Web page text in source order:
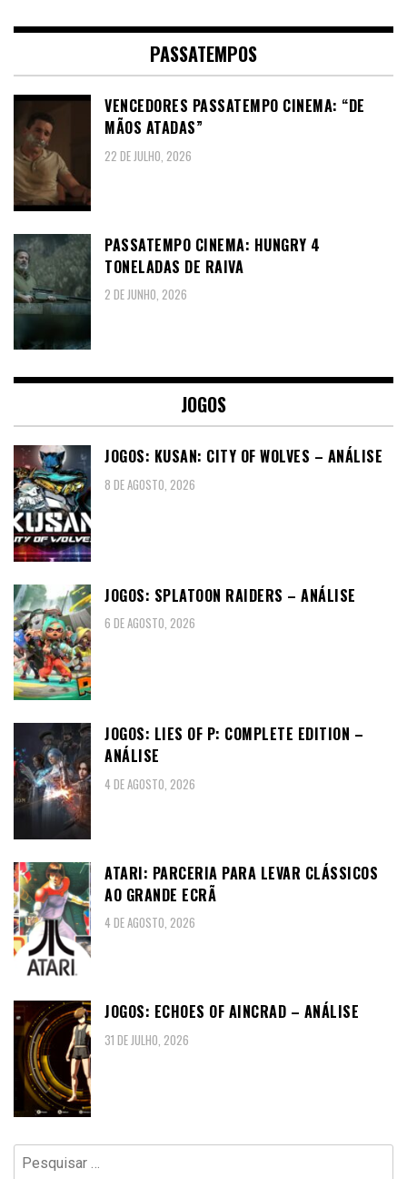
PASSATEMPOS
VENCEDORES PASSATEMPO CINEMA: “DE
MÃOS ATADAS”
22 DE JULHO, 2026
PASSATEMPO CINEMA: HUNGRY 4
TONELADAS DE RAIVA
2 DE JUNHO, 2026
JOGOS
JOGOS: KUSAN: CITY OF WOLVES – ANÁLISE
8 DE AGOSTO, 2026
JOGOS: SPLATOON RAIDERS – ANÁLISE
6 DE AGOSTO, 2026
JOGOS: LIES OF P: COMPLETE EDITION –
ANÁLISE
4 DE AGOSTO, 2026
ATARI: PARCERIA PARA LEVAR CLÁSSICOS
AO GRANDE ECRÃ
4 DE AGOSTO, 2026
JOGOS: ECHOES OF AINCRAD – ANÁLISE
31 DE JULHO, 2026
Pesquisar
por: